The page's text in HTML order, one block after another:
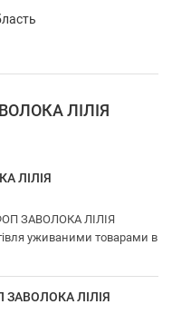
ЛІЛІЯ
ЛІЛІЯ
ЗАВОЛОКА ЛІЛІЯ
уживаними товарами в
ЗАВОЛОКА ЛІЛІЯ